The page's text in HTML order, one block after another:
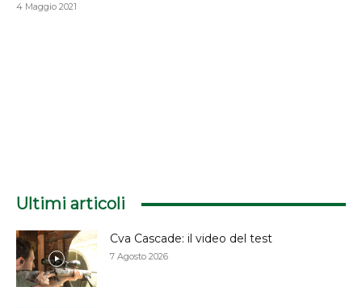
4 Maggio 2021
Ultimi articoli
Cva Cascade: il video del test
7 Agosto 2026